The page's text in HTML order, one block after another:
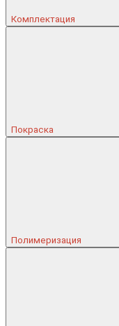
Комплектация
Покраска
Полимеризация